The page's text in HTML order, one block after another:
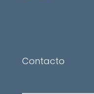
Contacto